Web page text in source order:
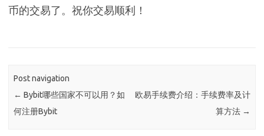
币的交易了。祝你交易顺利！
Post navigation
← Bybit哪些国家不可以用？如
何注册Bybit
欧易手续费介绍：手续费率及计
算方法 →